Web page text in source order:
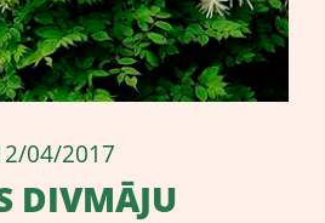
04/2017
DIVMĀJU